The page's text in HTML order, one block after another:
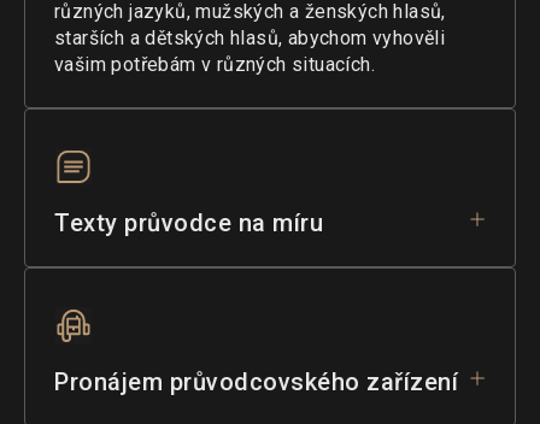
různých jazyků, mužských a ženských hlasů,
starších a dětských hlasů, abychom vyhověli
vašim potřebám v různých situacích.
Texty průvodce na míru
Pronájem průvodcovského zařízení